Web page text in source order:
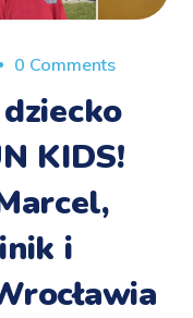
0 Comments
KIDS!
i